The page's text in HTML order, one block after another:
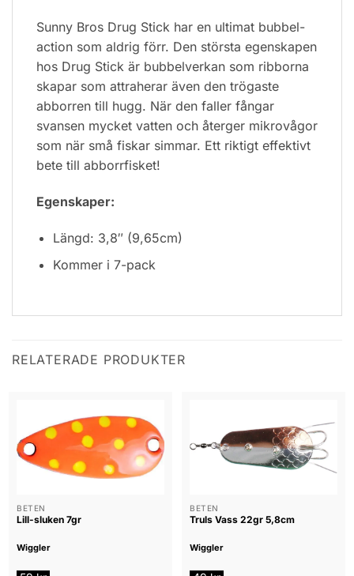
Sunny Bros Drug Stick har en ultimat bubbel-
action som aldrig förr. Den största egenskapen
hos Drug Stick är bubbelverkan som ribborna
skapar som attraherar även den trögaste
abborren till hugg. När den faller fångar
svansen mycket vatten och återger mikrovågor
som när små fiskar simmar. Ett riktigt effektivt
bete till abborrfisket!
Egenskaper:
Längd: 3,8″ (9,65cm)
Kommer i 7-pack
RELATERADE PRODUKTER
BETEN
Lill-sluken 7gr
Wiggler
BETEN
Truls Vass 22gr 5,8cm
Wiggler